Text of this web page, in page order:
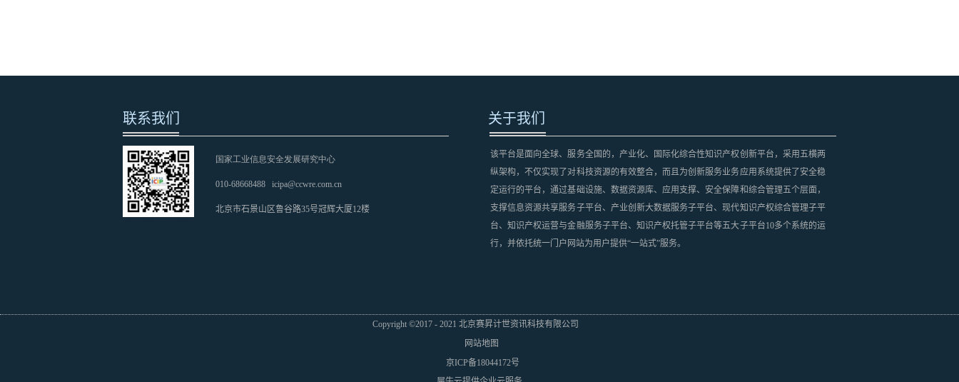
联系我们 关于我们
国家工业信息安全发展研究中心
010-68668488 icipa@ccwre.com.cn
北京市石景山区鲁谷路35号冠辉大厦12楼
该平台是面向全球、服务全国的，产业化、国际化综合性知识产权创新平台，采用五横两
纵架构，不仅实现了对科技资源的有效整合，而且为创新服务业务应用系统提供了安全稳
定运行的平台，通过基础设施、数据资源库、应用支撑、安全保障和综合管理五个层面，
支撑信息资源共享服务子平台、产业创新大数据服务子平台、现代知识产权综合管理子平
台、知识产权运营与金融服务子平台、知识产权托管子平台等五大子平台10多个系统的运
行，并依托统一门户网站为用户提供“一站式”服务。
Copyright ©2017 - 2021 北京赛昇计世资讯科技有限公司
网站地图
京ICP备18044172号